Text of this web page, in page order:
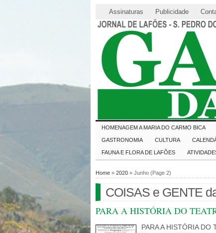
Assinaturas Publicidade
HOMENAGEM A MARIA DO CARMO BICA
GASTRONOMIA CULTURA
FAUNA E FLORA DE LAFÕES
Home » 2020 » Junho (Page 2)
COISAS e GENTE
PARA A HISTÓRIA DO
PARA A HISTÓRIA